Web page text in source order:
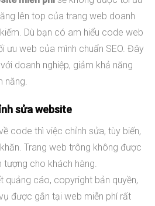
lên top của trang web doanh
Dù bạn có am hiểu code web
ưu web của mình chuẩn SEO. Đây
doanh nghiệp, giảm khả năng
năng.
sửa website
code thì việc chỉnh sửa, tùy biến,
Trang web trông không được
tượng cho khách hàng.
quảng cáo, copyright bản quyền,
được gắn tại web miễn phí rất